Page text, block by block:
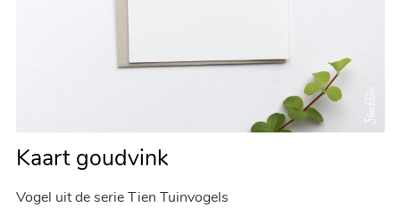
Kaart goudvink
Vogel uit de serie Tien Tuinvogels